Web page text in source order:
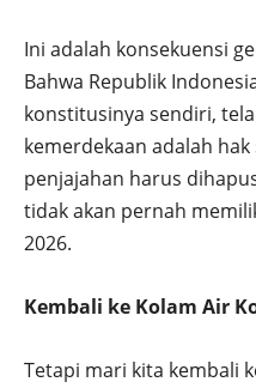
Ini adalah konsekuensi
Bahwa Republik
konstitusinya sendiri,
kemerdekaan adalah
penjajahan harus
tidak akan pernah
2026.
Kembali ke Kolam Air
Tetapi mari kita kembali